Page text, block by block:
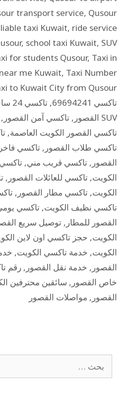
transport service, Qusour
taxi Kuwait, ride service
, school taxi Kuwait, SUV
for students Qusour, Taxi in
me Kuwait, Taxi Number
to Kuwait City from Qusour
تاكسي 69694241
, تاكسي 24 ساعة القصور
SUV القصور
, تاكسي آمن القصور ,
تاكسي القصور الكويت العاصمة,
تاكسي طلاب القصور , تاكسي
القصور , تاكسي قريب مني,
الكويت, تاكسي للعائلات القصور ,
الكويت, تاكسي مطار القصور ,
تاكسي نظيف الكويت, تاكسي
القصور للمطار , توصيل سريع
الكويت, حجز تاكسي اون لاين
الكويت, خدمة تاكسي الكويت,
القصور , خدمة نقل القصور , رقم
خاص القصور , سائقين محترفين
القصور , مواصلات القصور